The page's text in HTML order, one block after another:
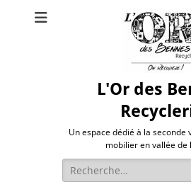
L'Or des
Un espace dédié à la seconde
mobilier en vallée de
Rechercher :